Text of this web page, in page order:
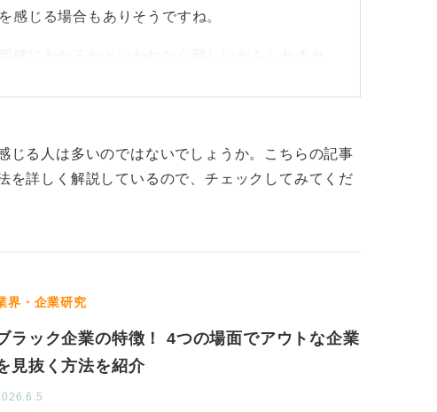
感じる場合もありそうですね。
確にわかるかといわれたら難しいかもしれませ
な態度を取るなどが挙げられ、よく相談される
をもって「やばい会社」と決めつけられるか
す。
るので、「やばい面接官」と「やばい会社」が
のが私のこれまでの求職者指導の経験からの見
業の成長過程で変わっていくもので、どんな優
課題はあるのです。
じる人は多いのではないでしょうか。こちらの記事
を詳しく解説しているので、チェックしてみてくだ
界・企業研究
ラック企業の特徴！ 4つの場面でアウトな企業
見抜く方法を紹介